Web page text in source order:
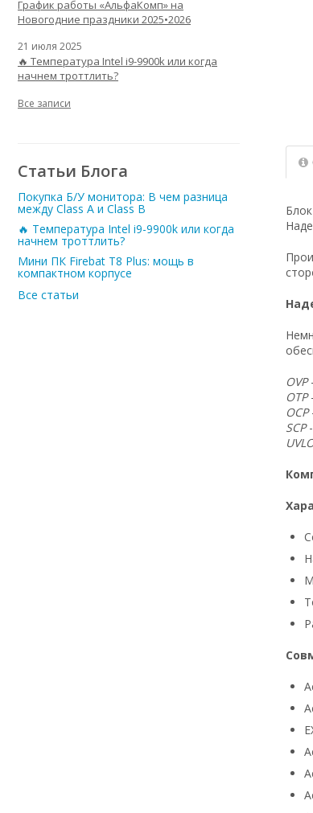
OVP
OTP
OCP
SCP-
График работы «АльфаКомп» на
Новогодние праздники 2025•2026
21 июля 2025
🔥 Температура Intel i9-9900k или когда
начнем троттлить?
Все записи
Статьи Блога
Покупка Б/У монитора: В чем разница
между Class A и Class B
🔥 Температура Intel i9-9900k или когда
начнем троттлить?
Мини ПК Firebat T8 Plus: мощь в
компактном корпусе
Все статьи